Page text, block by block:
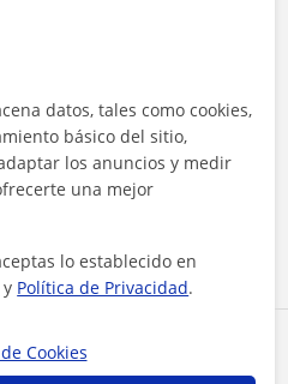
legaly deprivacidad
datos, tales como cookies,
básico del sitio,
los anuncios y medir
una mejor
lo establecido en
y Política de Privacidad.
Cookies